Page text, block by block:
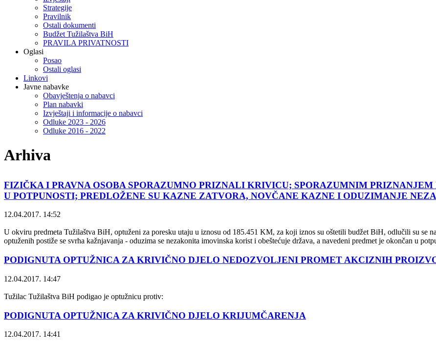
Strategije
Pravilnik
Ostali dokumenti
Budžet Tužilaštva BiH
PRAVILA PRIVATNOSTI
Oglasi
Posao
Ostali oglasi
Linkovi
Javne nabavke
Obavještenja o nabavci
Plan nabavki
Izvještaji i informacije o nabavci
Odluke 2023 - 2026
Odluke 2016 - 2022
Arhiva
FIZIČKA I PRAVNA OSOBA SPORAZUMNO PRIZNALI KRIVICU; SPORAZUMNIM
U POTPUNOSTI; PREDLOŽENE SU KAZNE ZATVORA, NOVČANE KAZNE I ODUZIMANJE
12.04.2017. 14:52
U okviru predmeta Tužilaštva BiH, optuženi za poresku utaju u iznosu od 185.451 KM, za koji iznos su oštetili budžet BiH, odlučili su se
optuženih postiže se svrha kažnjavanja - oduzima se nezakonita imovinska korist i obeštećuje država, a navedeni predmet je okončan u
PODIGNUTA OPTUŽNICA ZA KRIVIČNO DJELO NEDOZVOLJENI PROMET AKCIZNIH
12.04.2017. 14:47
Tužilac Tužilaštva BiH podigao je optužnicu protiv:
PODIGNUTA OPTUŽNICA ZA KRIVIČNO DJELO KRIJUMČARENJA
12.04.2017. 14:41